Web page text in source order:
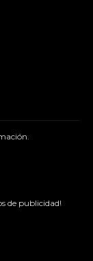
de publicidad!